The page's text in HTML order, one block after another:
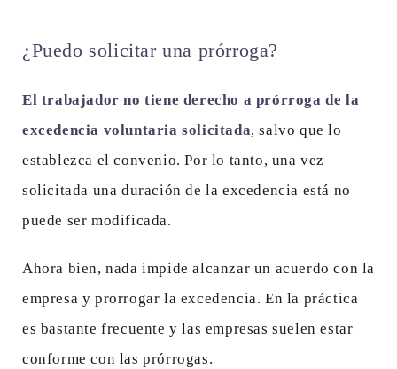
¿Puedo solicitar una prórroga?
El trabajador no tiene derecho a prórroga de la
excedencia voluntaria solicitada, salvo que lo
establezca el convenio. Por lo tanto, una vez
solicitada una duración de la excedencia está no
puede ser modificada.
Ahora bien, nada impide alcanzar un acuerdo con la
empresa y prorrogar la excedencia. En la práctica
es bastante frecuente y las empresas suelen estar
conforme con las prórrogas.